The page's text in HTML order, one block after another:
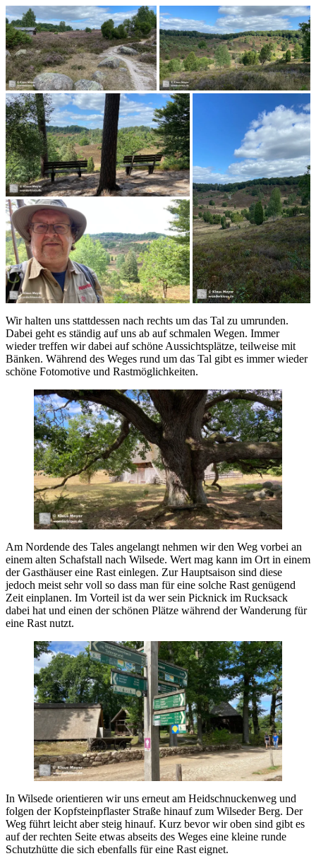
Wir halten uns stattdessen nach rechts um das Tal zu umrunden.
Dabei geht es ständig auf uns ab auf schmalen Wegen. Immer
wieder treffen wir dabei auf schöne Aussichtsplätze, teilweise mit
Bänken. Während des Weges rund um das Tal gibt es immer wieder
schöne Fotomotive und Rastmöglichkeiten.
Am Nordende des Tales angelangt nehmen wir den Weg vorbei an
einem alten Schafstall nach Wilsede. Wert mag kann im Ort in einem
der Gasthäuser eine Rast einlegen. Zur Hauptsaison sind diese
jedoch meist sehr voll so dass man für eine solche Rast genügend
Zeit einplanen. Im Vorteil ist da wer sein Picknick im Rucksack
dabei hat und einen der schönen Plätze während der Wanderung für
eine Rast nutzt.
In Wilsede orientieren wir uns erneut am Heidschnuckenweg und
folgen der Kopfsteinpflaster Straße hinauf zum Wilseder Berg. Der
Weg führt leicht aber steig hinauf. Kurz bevor wir oben sind gibt es
auf der rechten Seite etwas abseits des Weges eine kleine runde
Schutzhütte die sich ebenfalls für eine Rast eignet.